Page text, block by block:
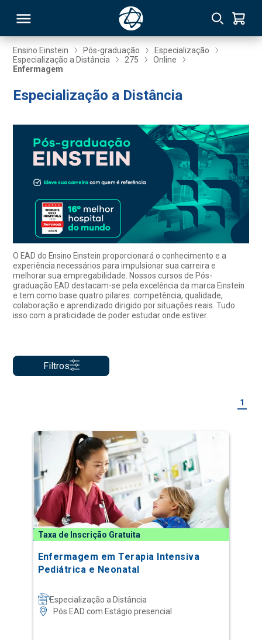
Ensino Einstein Pós-graduação
Especialização
Especialização a Distância
275
Online
Enfermagem
Especialização a Distância
O EAD do Ensino Einstein proporcionará o conhecimento e a
experiência necessários para impulsionar sua carreira e
melhorar sua empregabilidade. Nossos cursos de Pós-
graduação EAD destacam-se pela excelência da marca Einstein
e tem como base quatro pilares: competência, qualidade,
colaboração e aprendizado dirigido por situações reais. Tudo
isso com a praticidade de poder estudar onde estiver.
Filtros
1
Taxa de Inscrição Gratuita
Enfermagem em Terapia Intensiva
Pediátrica e Neonatal
Especialização a Distância
Pós EAD com Estágio presencial